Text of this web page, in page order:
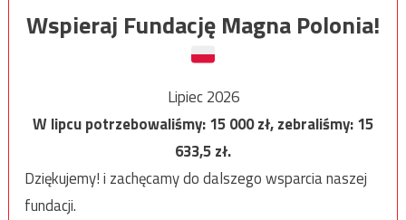
Wspieraj Fundację Magna Polonia!
Lipiec 2026
W lipcu potrzebowaliśmy:15 000zł, zebraliśmy:15
633,5zł.
Dziękujemy! i zachęcamy do dalszego wsparcia naszej
fundacji.